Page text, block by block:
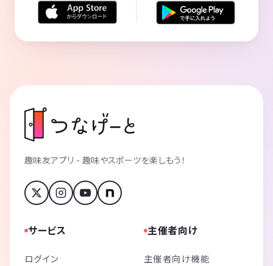
趣味友アプリ - 趣味やスポーツを楽しもう！
サービス
ログイン
主催者向け
主催者向け機能